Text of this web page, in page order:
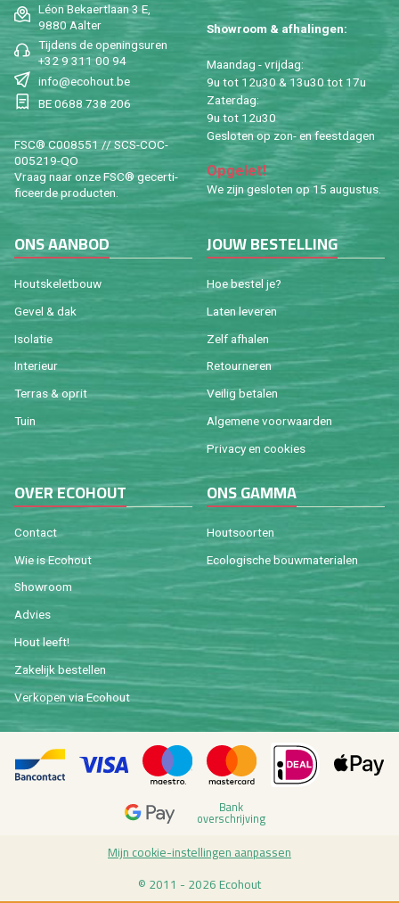
Léon Be­kaert­laan 3 E,
9880 Aal­ter
Tij­dens de ope­nings­uren
+32 9 311 00 94
info@​ecohout.​be
BE 0688 738 206
FSC® C008551 // SCS-COC-
005219-QO
Vraag naar onze FSC® ge­cer­ti­
fi­ceer­de pro­duc­ten.
Show­room & af­ha­lin­gen:
Maan­dag - vrij­dag:
9u tot 12u30 & 13u30 tot 17u
Za­ter­dag:
9u tot 12u30
Ge­slo­ten op zon- en feest­da­gen
Op­ge­let!
We zijn ge­slo­ten op 15 au­gus­tus.
ONS AAN­BOD
Houtske­let­bouw
Gevel & dak
Iso­la­tie
In­te­ri­eur
Ter­ras & oprit
Tuin
JOUW BE­STEL­LING
Hoe be­stel je?
Laten le­ve­ren
Zelf af­ha­len
Re­tour­ne­ren
Vei­lig be­ta­len
Al­ge­me­ne voor­waar­den
Pri­va­cy en coo­kies
OVER ECO­HOUT
Con­tact
Wie is Eco­hout
Show­room
Ad­vies
Hout leeft!
Za­ke­lijk be­stel­len
Ver­ko­pen via Eco­hout
ONS GAMMA
Hout­soor­ten
Eco­lo­gi­sche bouw­ma­te­ri­a­len
Bank
over­schrij­ving
Mijn coo­kie-in­stel­lin­gen aan­pas­sen
© 2011 - 2026 Eco­hout